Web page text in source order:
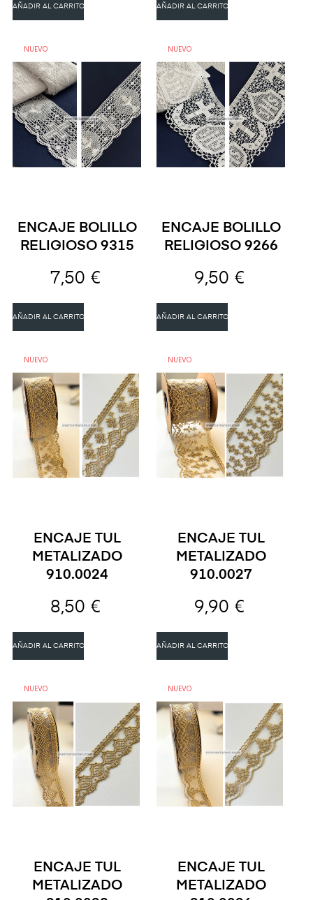
AÑADIR AL CARRITO AÑADIR AL CARRITO
NUEVO
ENCAJE BOLILLO
RELIGIOSO 9315
7,50 €
AÑADIR AL CARRITO
NUEVO
ENCAJE BOLILLO
RELIGIOSO 9266
9,50 €
AÑADIR AL CARRITO
NUEVO
ENCAJE TUL
METALIZADO
910.0024
8,50 €
AÑADIR AL CARRITO
NUEVO
ENCAJE TUL
METALIZADO
910.0027
9,90 €
AÑADIR AL CARRITO
NUEVO
ENCAJE TUL
METALIZADO
NUEVO
ENCAJE TUL
METALIZADO